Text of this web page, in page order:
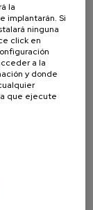
la
implantarán. Si
ninguna
click en
a la
y donde
que ejecute